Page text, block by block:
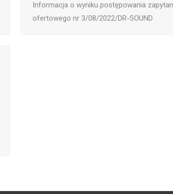
Informacja o wyniku postępowania
ofertowego nr 3/08/2022/DR-SOUND